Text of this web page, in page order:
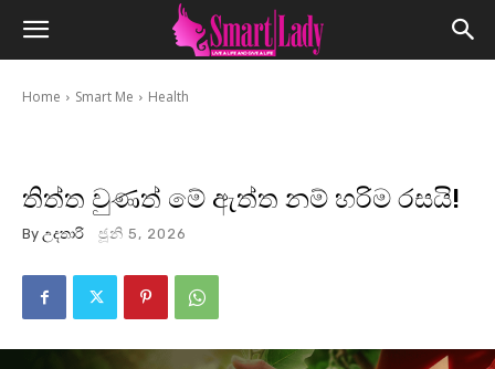
Home Smart Me Health
තිත්ත වුණත් මේ ඇත්ත නම් හරිම රසයි!
By උදතාරි ජූනි 5, 2026